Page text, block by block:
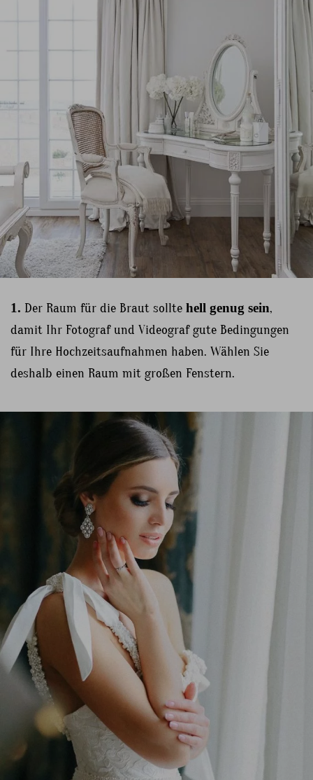
1. Der Raum für die Braut sollte hell genug sein,
damit Ihr Fotograf und Videograf gute Bedingungen
für Ihre Hochzeitsaufnahmen haben. Wählen Sie
deshalb einen Raum mit großen Fenstern.